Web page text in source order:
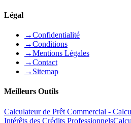
Légal
→Confidentialité
→Conditions
→Mentions Légales
→Contact
→ Sitemap
Meilleurs Outils
Calculateur de Prêt Commercial -
Intérêts des Crédits Professionnels